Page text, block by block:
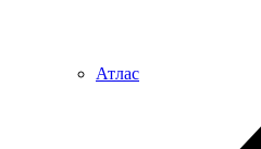
Атлас